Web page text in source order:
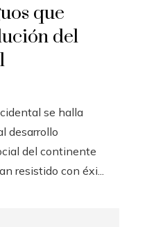
que
del
se halla
desarrollo
del continente
resistido con éxi...